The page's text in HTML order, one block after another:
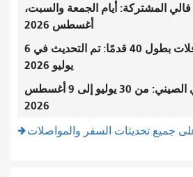
المشتركة: أيام الجمعة والسبت،
أغسطس 2026
بدائل خدمة الحافلات بطول 40 قدمًا: تم التحديث في 6
يوليو 2026
أعمال بناء الحي الصيني: من 30 يوليو إلى 9 أغسطس
2026
جميع تحديثات السفر والمواصلات